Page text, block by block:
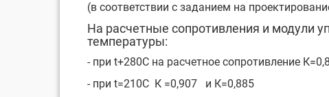
(в соответствии с заданием на
На расчетные сопротивления и модули
температуры:
- при t+280С на расчетное сопротивление
- при t=210С К =0,907 и К=0,885